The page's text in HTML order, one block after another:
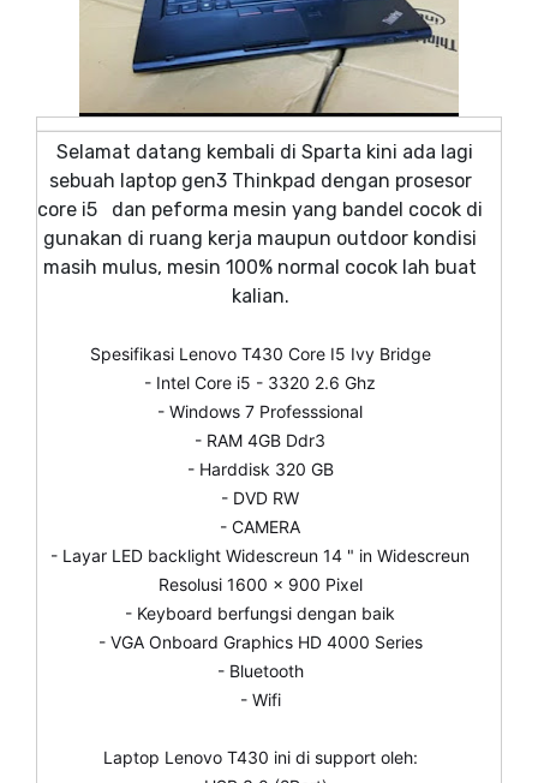
Selamat datang kembali di Sparta kini ada lagi
sebuah laptop gen3 Thinkpad dengan prosesor
core i5 dan peforma mesin yang bandel cocok di
gunakan di ruang kerja maupun outdoor kondisi
masih mulus, mesin 100% normal cocok lah buat
kalian.
Spesifikasi Lenovo T430 Core I5 Ivy Bridge
- Intel Core i5 - 3320 2.6 Ghz
- Windows 7 Professsional
- RAM 4GB Ddr3
- Harddisk 320 GB
- DVD RW
- CAMERA
- Layar LED backlight Widescreun 14 " in Widescreun
Resolusi 1600 x 900 Pixel
- Keyboard berfungsi dengan baik
- VGA Onboard Graphics HD 4000 Series
- Bluetooth
- Wifi
Laptop Lenovo T430 ini di support oleh: